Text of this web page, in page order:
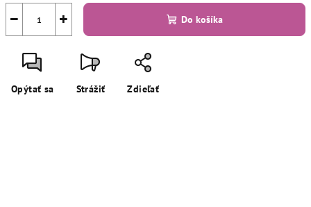
+
− Do košíka
Opýtať sa Strážiť Zdieľať